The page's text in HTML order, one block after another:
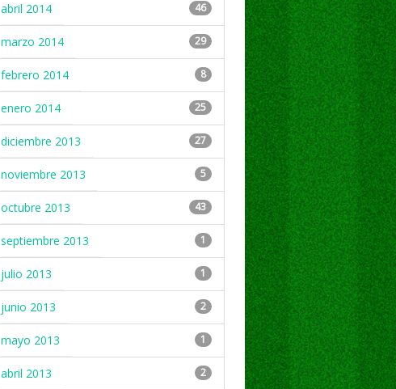
abril 2014 46
marzo 2014 29
febrero 2014 8
enero 2014 25
diciembre 2013 27
noviembre 2013 5
octubre 2013 43
septiembre 2013 1
julio 2013 1
junio 2013 2
mayo 2013 1
abril 2013 2